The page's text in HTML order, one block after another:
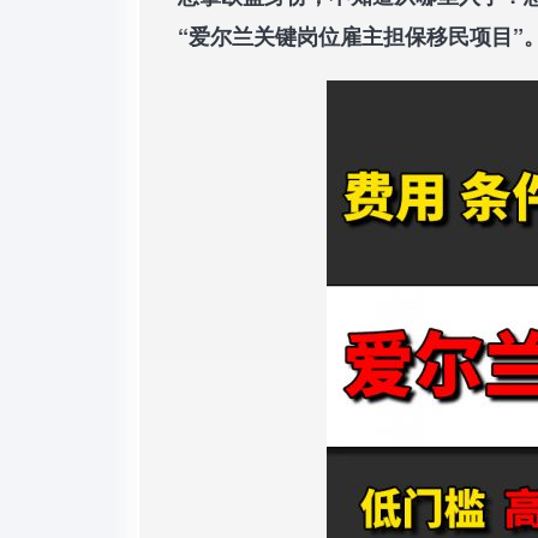
“爱尔兰关键岗位雇主担保移民项目”